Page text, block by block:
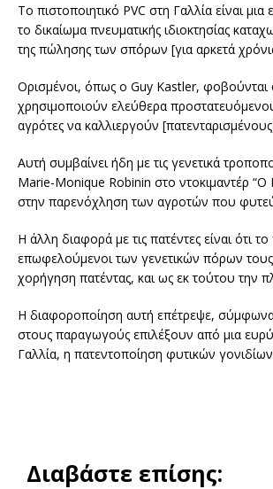
Το πιστοποιητικό PVC στη Γαλλία είναι
το δικαίωμα πνευματικής ιδιοκτησίας
της πώλησης των σπόρων [για αρκετά
Ορισμένοι, όπως ο Guy Kastler, φοβούνται
χρησιμοποιούν ελεύθερα
αγρότες να καλλιεργούν
Αυτή συμβαίνει ήδη με τις γενετικά
Marie-Monique Robinin στο ντοκιμαντέρ
στην παρενόχληση των αγροτών που
Η άλλη διαφορά με τις πατέντες είναι ότι
επωφελούμενοι των γενετικών πόρων τους
χορήγηση πατέντας, και ως εκ τούτου την
Η διαφοροποίηση αυτή επέτρεψε, σύμφωνα
στους παραγωγούς επιλέξουν από μια
Γαλλία, η πατεντοποίηση φυτικών
Διαβάστε επίσης: